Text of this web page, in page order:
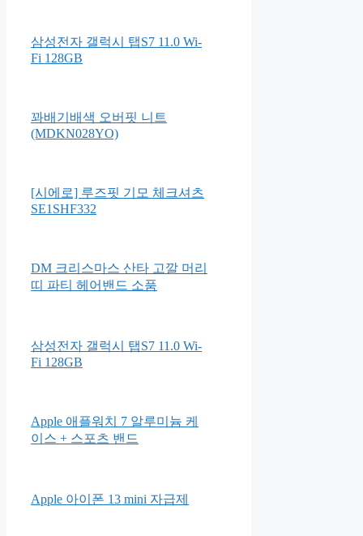
삼성전자 갤럭시 탭S7 11.0 Wi-
Fi 128GB
꽈배기배색 오버핏 니트
(MDKN028YO)
[시에로] 루즈핏 기모 체크셔츠
SE1SHF332
DM 크리스마스 산타 고깔 머리
띠 파티 헤어밴드 소품
삼성전자 갤럭시 탭S7 11.0 Wi-
Fi 128GB
Apple 애플워치 7 알루미늄 케
이스 + 스포츠 밴드
Apple 아이폰 13 mini 자급제